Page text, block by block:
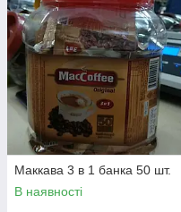
стіках і кавові суміші, в
нашого магазину: р.
Маккава 3 в 1 банка 50 шт.
В наявності